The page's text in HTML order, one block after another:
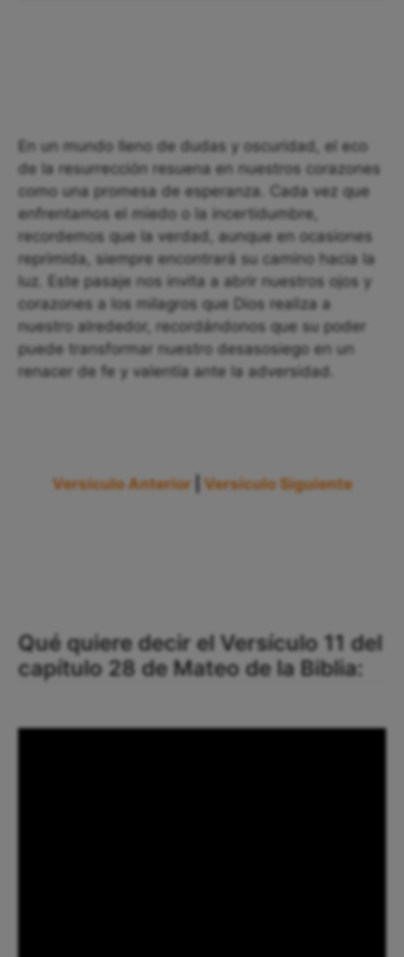
En un mundo lleno de dudas y oscuridad, el eco
de la resurrección resuena en nuestros corazones
como una promesa de esperanza. Cada vez que
enfrentamos el miedo o la incertidumbre,
recordemos que la verdad, aunque en ocasiones
reprimida, siempre encontrará su camino hacia la
luz. Este pasaje nos invita a abrir nuestros ojos y
corazones a los milagros que Dios realiza a
nuestro alrededor, recordándonos que su poder
puede transformar nuestro desasosiego en un
renacer de fe y valentía ante la adversidad.
Versículo Anterior Versículo Siguiente
Qué quiere decir el Versículo 11 del
capítulo 28 de Mateo de la Biblia: